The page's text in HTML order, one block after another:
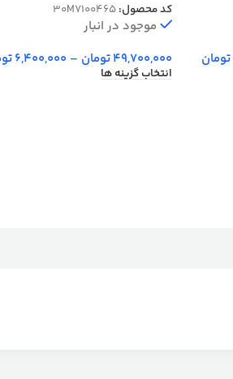
تومان
کد محصول:30M7100465
موجود در انبار
49,700,000تومان –
6,400,000
انتخاب گزینه ها